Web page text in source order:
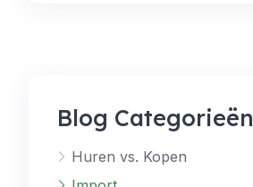
Blog Categorieën
Huren vs. Kopen